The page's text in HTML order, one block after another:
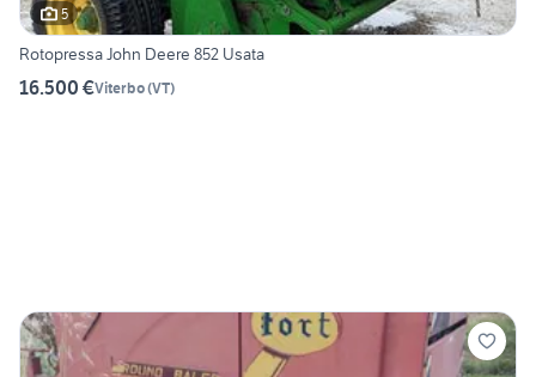
5
Rotopressa John Deere 852 Usata
16.500 €Viterbo(VT)